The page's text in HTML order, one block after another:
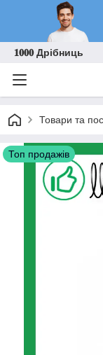
𝟏𝟎𝟎𝟎 Дрібниць
Товари та
Топ продажів